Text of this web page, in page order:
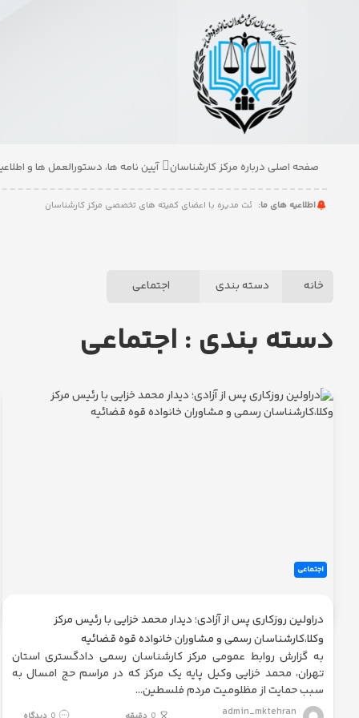
صفحه اصلی درباره مرکز کارشناسان آیین نامه ها، دستورالعمل ها و
اطلاعیه های ما:
مرکز کارشناسان جلسه هیئت مدیره با اعضای کمیته های تخصصی مرکز کارشناسان
خانه دسته بندی اجتماعی
دسته بندی : اجتماعی
اجتماعی
دراولین روزکاری پس از آزادی؛ دیدار محمد خزایی با رئیس مرکز
وکلا،کارشناسان رسمی و مشاوران خانواده قوه قضائیه
به گزارش روابط عمومی مرکز کارشناسان رسمی دادگستری استان
تهران، محمد خزایی وکیل پایه یک مرکز که در مراسم حج امسال به
سبب حمایت از مظلومیت مردم فلسطین
admin_mktehran
آیین
نامه
اطلاعیه
کمیسیون
ها
ها
رسمی
دادگستری